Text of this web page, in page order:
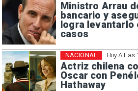
Ministro Arrau
bancario y
logra levantarlo
casos
Hoy A Las
Actriz chilena
Oscar con
Hathaway
NACIONAL